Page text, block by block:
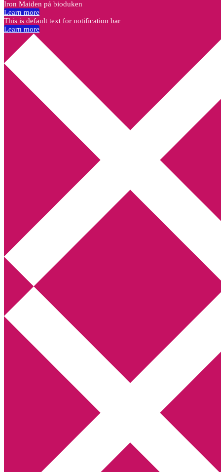
Annikas litteratur- och kulturblogg
Deckare, kriminalromaner, thrillers
Hem
Boktolva
Författarfemman
Kontakt
Webbshop Amazon
Utskriftscentralen
Min tv-blogg
You are here:Home Archives for mailing list
Iron Maiden på bioduken
Learn more
This is default text for notification bar
Learn more